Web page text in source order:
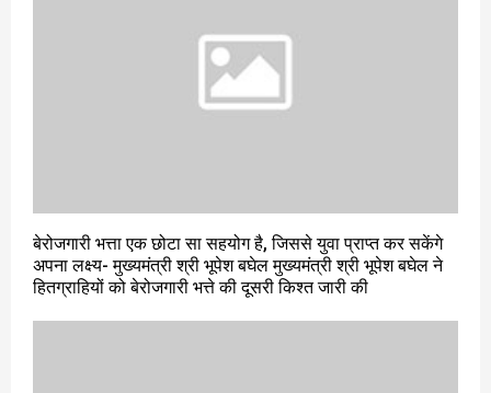
बेरोजगारी भत्ता एक छोटा सा सहयोग है, जिससे युवा प्राप्त कर सकेंगे
अपना लक्ष्य- मुख्यमंत्री श्री भूपेश बघेल मुख्यमंत्री श्री भूपेश बघेल ने
हितग्राहियों को बेरोजगारी भत्ते की दूसरी किश्त जारी की